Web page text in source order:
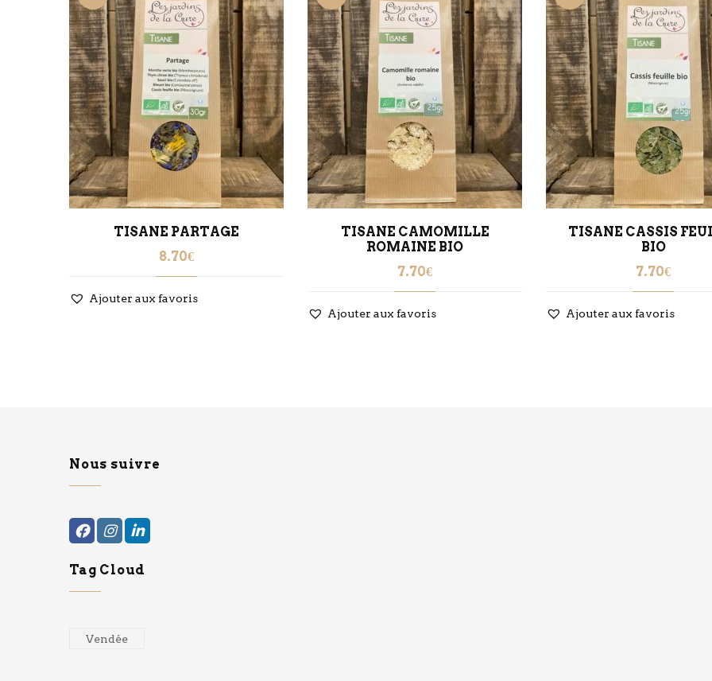
TISANE PARTAGE
8.70€
Ajouter aux favoris
TISANE CAMOMILLE
ROMAINE BIO
7.70€
Ajouter aux favoris
TISANE CASSIS
BIO
7.70€
Ajouter aux favoris
Nous suivre
Tag Cloud
Vendée